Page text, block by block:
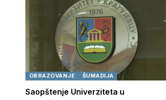
OBRAZOVANJE ŠUMADIJA
Saopštenje Univerziteta u